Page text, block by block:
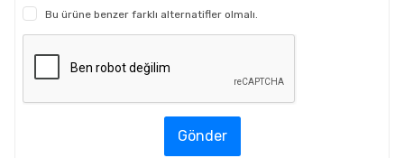
Bu ürüne benzer farklı alternatifler olmalı.
Gönder